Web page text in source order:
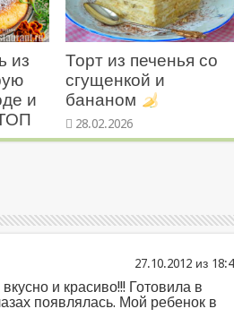
из
и
Торт из печенья со
сгущенкой и
бананом
28.02.2026
из
и красиво!!! Готовила в
появлялась. Мой ребенок в